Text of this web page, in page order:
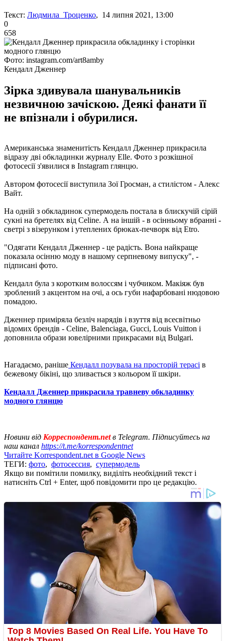
Текст: Людмила Троценко, 14 липня 2021, 13:00
0
658
Фото: instagram.com/art8amby
Кендалл Дженнер
Зірка здивувала шанувальників
незвичною зачіскою. Деякі фанати її
не впізнали і обурилися.
Американська знаменитість Кендалл Дженнер прикрасила
відразу дві обкладинки журналу Elle. Фото з розкішної
фотосесії з'явилися в Instagram глянцю.
Автором фотосесії виступила Зої Гросман, а стилістом - Алекс
Вайт.
На одній з обкладинок супермодель постала в блискучій сірій
сукні на бретелях від Celine. А на іншій - в осінньому вбранні -
светрі з візерунком і утеплених брюках-печворк від Etro.
"Одягати Кендалл Дженнер - це радість. Вона найкраще
показала осінню моду в нашому серпневому випуску", -
підписані фото.
Кендалл була з коротким волоссям і чубчиком. Макіяж був
зроблений з акцентом на очі, а ось губи нафарбовані нюдовою
помадою.
Дженнер приміряла безліч нарядів і взуття від всесвітньо
відомих брендів - Celine, Balenciaga, Gucci, Louis Vuitton і
доповнила образи ювелірними прикрасами від Bulgari.
Нагадаємо, раніше Кендалл позувала на просторій терасі в
бежевому бікіні, що зливається з кольором її шкіри.
Кендалл Дженнер прикрасила травневу обкладинку
модного глянцю
Новини від Корреспондент.netв Telegram. Підписуйтесь на
наш канал https://t.me/korrespondentnet
Читайте Korrespondent.net в Google News
ТЕГИ: фото, фотосессия, супермодель
Якщо ви помітили помилку, виділіть необхідний текст і
натисніть Ctrl + Enter, щоб повідомити про це редакцію.